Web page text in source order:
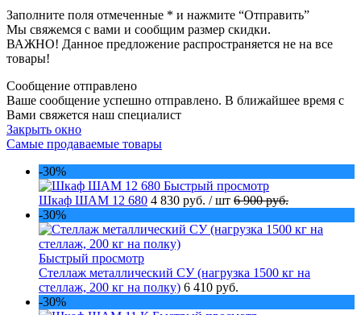
Заполните поля отмеченные * и нажмите “Отправить”
Мы свяжемся с вами и сообщим размер скидки.
ВАЖНО! Данное предложение распространяется не на все
товары!
Сообщение отправлено
Ваше сообщение успешно отправлено. В ближайшее время с
Вами свяжется наш специалист
Закрыть окно
Самые продаваемые товары
-30%
Быстрый просмотр
Шкаф ШАМ 12 680 4 830 руб. / шт 6 900 руб.
-30%
Быстрый просмотр
Стеллаж металлический СУ (нагрузка 1500 кг на
стеллаж, 200 кг на полку) 6 410 руб.
-30%